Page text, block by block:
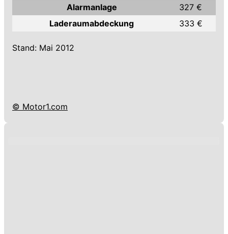
Alarmanlage
327 €
Laderaumabdeckung
333 €
Stand: Mai 2012
© Motor1.com